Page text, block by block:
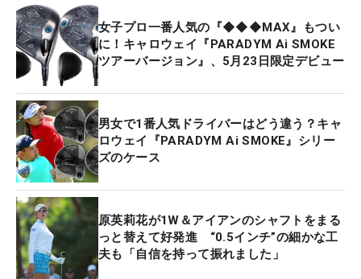
女子プロ一番人気の『◆◆◆MAX』もつい
に！キャロウェイ『PARADYM Ai SMOKE
ツアーバージョン』、5月23日限定デビュー
男女で1番人気ドライバーはどう違う？キャ
ロウェイ『PARADYM Ai SMOKE』シリー
ズのケース
原英莉花が1W＆アイアンのシャフトをまる
っと替えて好発進 “0.5インチ”の細かな工
夫も「自信を持って振れました」